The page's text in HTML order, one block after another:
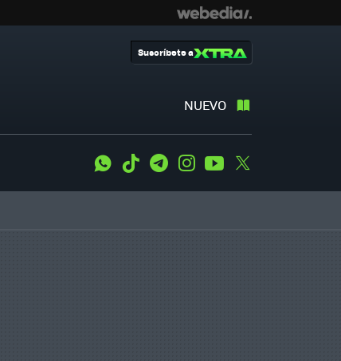
NUEVO
Suscríbete a
WhatsApp
Tiktok TelegramInstagramYoutube